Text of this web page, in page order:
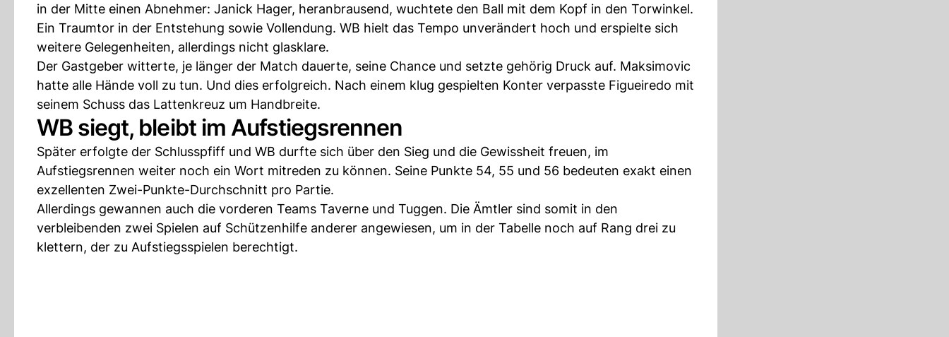
in der Mitte einen Abnehmer: Janick Hager, heranbrausend, wuchtete den Ball mit dem Kopf in den Torwinkel.
Ein Traumtor in der Entstehung sowie Vollendung. WB hielt das Tempo unverändert hoch und erspielte sich
weitere Gelegenheiten, allerdings nicht glasklare.
Der Gastgeber witterte, je länger der Match dauerte, seine Chance und setzte gehörig Druck auf. Maksimovic
hatte alle Hände voll zu tun. Und dies erfolgreich. Nach einem klug gespielten Konter verpasste Figueiredo mit
seinem Schuss das Lattenkreuz um Handbreite.
WB siegt, bleibt im Aufstiegsrennen
Später erfolgte der Schlusspfiff und WB durfte sich über den Sieg und die Gewissheit freuen, im
Aufstiegsrennen weiter noch ein Wort mitreden zu können. Seine Punkte 54, 55 und 56 bedeuten exakt einen
exzellenten Zwei-Punkte-Durchschnitt pro Partie.
Allerdings gewannen auch die vorderen Teams Taverne und Tuggen. Die Ämtler sind somit in den
verbleibenden zwei Spielen auf Schützenhilfe anderer angewiesen, um in der Tabelle noch auf Rang drei zu
klettern, der zu Aufstiegsspielen berechtigt.